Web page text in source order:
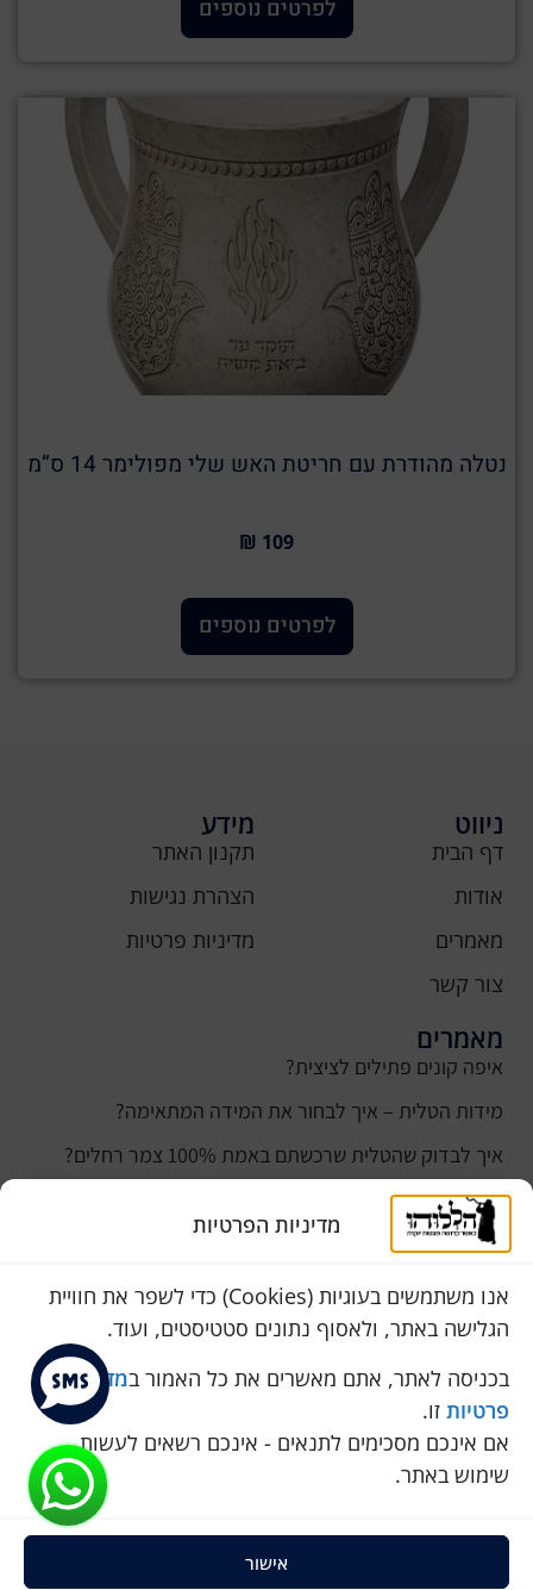
מדיניות הפרטיות
אנו משתמשים בעוגיות (Cookies) כדי לשפר את חוויית
הגלישה באתר, ולאסוף נתונים סטטיסטים, ועוד.
בכניסה לאתר, אתם מאשרים את כל האמור במדיניות
פרטיות זו.
אם אינכם מסכימים לתנאים - אינכם רשאים לעשות
שימוש באתר.
אישור
לפרטים נוספים
נטלה מהודרת עם חריטת האש שלי מפולימר 14 ס”מ
109 ₪
לפרטים נוספים
ניווט
דף הבית
אודות
מאמרים
צור קשר
מידע
תקנון האתר
הצהרת נגישות
מדיניות פרטיות
מאמרים
איפה קונים פתילים לציצית?
מידות הטלית – איך לבחור את המידה המתאימה?
איך לבדוק שהטלית שרכשתם באמת 100% צמר רחלים?
למה נהוג לקנות טלית לחתן ביום חתונתו?
כמה עולה טלית לחתן
סוגי טליתות
שירות לקוחות
050-774-8845
הכחול 10 א.ת, כנות
pini.mixum@gmail.com